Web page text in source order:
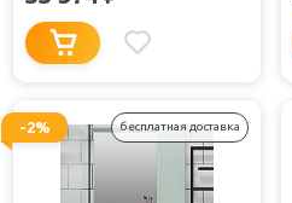
-2% бесплатная доставка